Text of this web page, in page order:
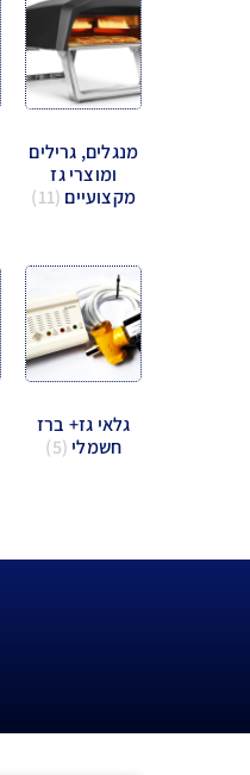
מנגלים, גרילים
ומוצרי גז
מקצועיים (11)
גלאי גז+ ברז
חשמלי (5)